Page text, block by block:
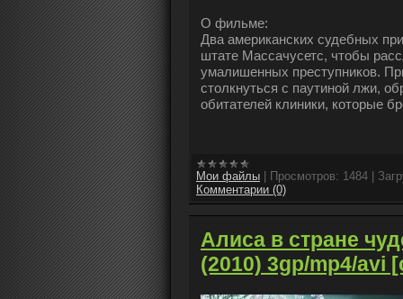
О фильме:
Два американских судебных
штате Массачусетс, чтобы
умалишенных преступников.
столкнуться с паутиной лжи,
обитателей клиники, которые
Мои файлы Просмотров: 1484
Комментарии (0)
Алиса в стране
(2010) 3gp/mp4/avi